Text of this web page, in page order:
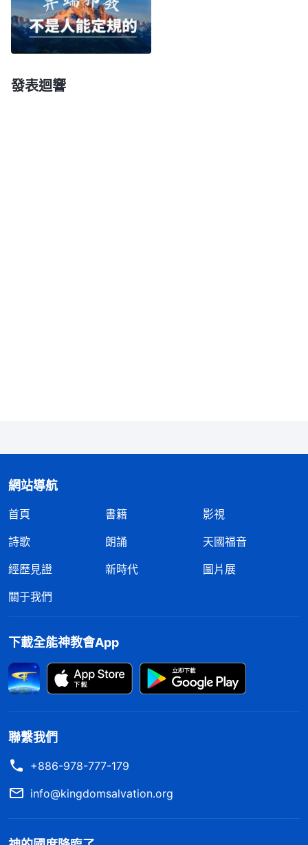
捕，導致家庭破裂。就拿我認識的楊姊妹來説吧，她
原本有一個和睦的家庭，但自從中共警察得知她信神
後就開始抓捕她，為了躲避中共的抓捕，她被迫離家
四處逃亡，流離失所，有家不能回。可中共警察并没
1991年，末世基督全能神 道成肉身
派、各行各業中喜愛真理、渴慕神顯現的人讀了全能
神的話，看到全能神的話有權柄、有能力，都是真理
的發表，正是神的聲音，紛紛接受了全能神的末世作
工，歸回到了神的寶座前。僅二十餘年，整個中華大
陸就有近四百萬人歸向了全能神。近年來，全能神的
國度福音又相繼在海外多個國家、地區擴展，世界各
國越來越多的人接受了神的末世作工，全能神教會在
播，全能神的話語在地上掌權；它最害怕基督徒見證
神的顯現作工，人都接受全能神的末世作工，從全能
神的話中明白真理，看透它的邪惡反動實質，從心裏
屬世界的、撒但的國垮台滅亡，這樣它妄圖永遠控
發表迴響
網站導航
首頁 書籍
影視
詩歌
朗誦
天國福音
經歷見證
新時代
圖片展
關于我們
下載全能神教會App
聯繫我們
+886-978-777-179
info@kingdomsalvation.org